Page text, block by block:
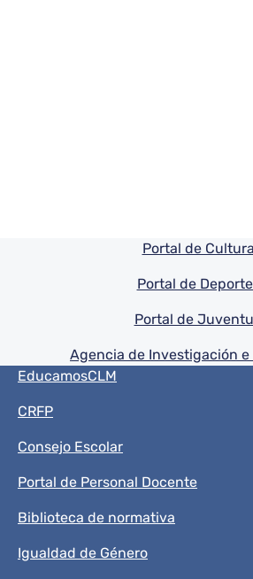
Pie de paginaPortal de Cultura
Portal de
Portal de
Agencia de Investigación
Menú del pie
EducamosCLM
CRFP
Consejo Escolar
Portal de Personal Docente
Biblioteca de normativa
Igualdad de Género